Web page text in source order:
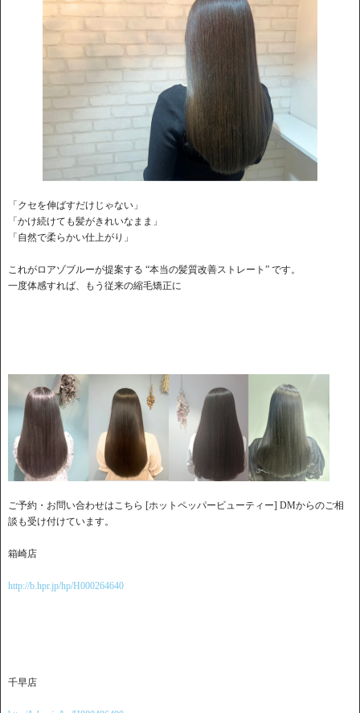
「クセを伸ばすだけじゃない」
「かけ続けても髪がきれいなまま」
「自然で柔らかい仕上がり」
これがロアゾブルーが提案する “本当の髪質改善ストレート” です。
一度体感すれば、もう従来の縮毛矯正に
ご予約・お問い合わせはこちら [ホットペッパービューティー] DMからのご相
談も受け付けています。
箱崎店
http://b.hpr.jp/hp/H000264640
千早店